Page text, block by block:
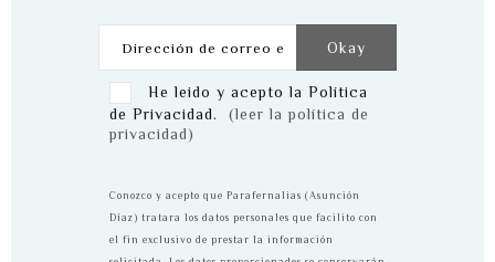
He leido y acepto la Política
de Privacidad. (leer la política de
privacidad)
Conozco y acepto que Parafernalias (Asunción
Díaz) tratara los datos personales que facilito con
el fin exclusivo de prestar la información